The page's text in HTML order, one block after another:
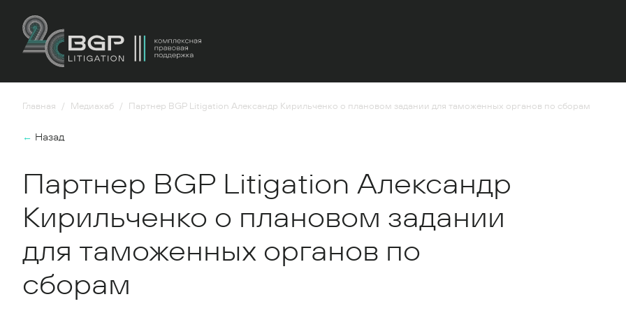
Главная Медиахаб Партнер BGP Litigation Александр Кирильченко о плановом задании для таможенных органов по сборам
← Назад
Партнер BGP Litigation Александр
Кирильченко о плановом задании
для таможенных органов по
сборам